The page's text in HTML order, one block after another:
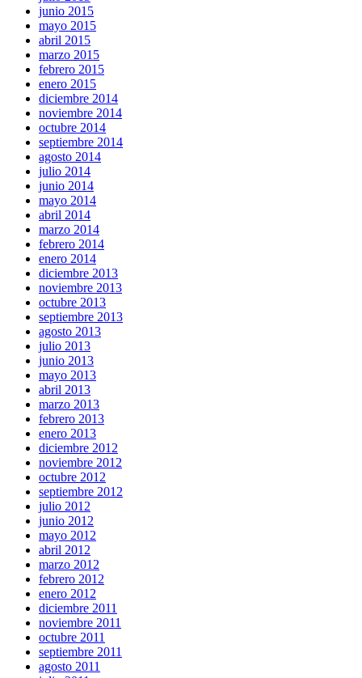
junio 2015
mayo 2015
abril 2015
marzo 2015
febrero 2015
enero 2015
diciembre 2014
noviembre 2014
octubre 2014
septiembre 2014
agosto 2014
julio 2014
junio 2014
mayo 2014
abril 2014
marzo 2014
febrero 2014
enero 2014
diciembre 2013
noviembre 2013
octubre 2013
septiembre 2013
agosto 2013
julio 2013
junio 2013
mayo 2013
abril 2013
marzo 2013
febrero 2013
enero 2013
diciembre 2012
noviembre 2012
octubre 2012
septiembre 2012
julio 2012
junio 2012
mayo 2012
abril 2012
marzo 2012
febrero 2012
enero 2012
diciembre 2011
noviembre 2011
octubre 2011
septiembre 2011
agosto 2011